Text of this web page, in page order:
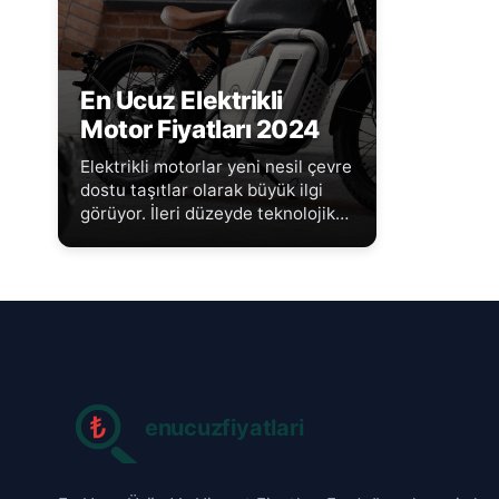
En Ucuz Elektrikli
Motor Fiyatları 2024
Elektrikli motorlar yeni nesil çevre
dostu taşıtlar olarak büyük ilgi
görüyor. İleri düzeyde teknolojik